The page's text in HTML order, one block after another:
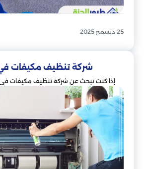
25 ديسمبر 2025
شركة تنظيف مكيفات
إذا كنت تبحث عن شركة تنظيف مكيفات